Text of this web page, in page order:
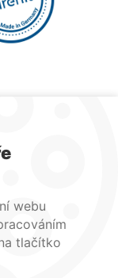
webu
tlačítko